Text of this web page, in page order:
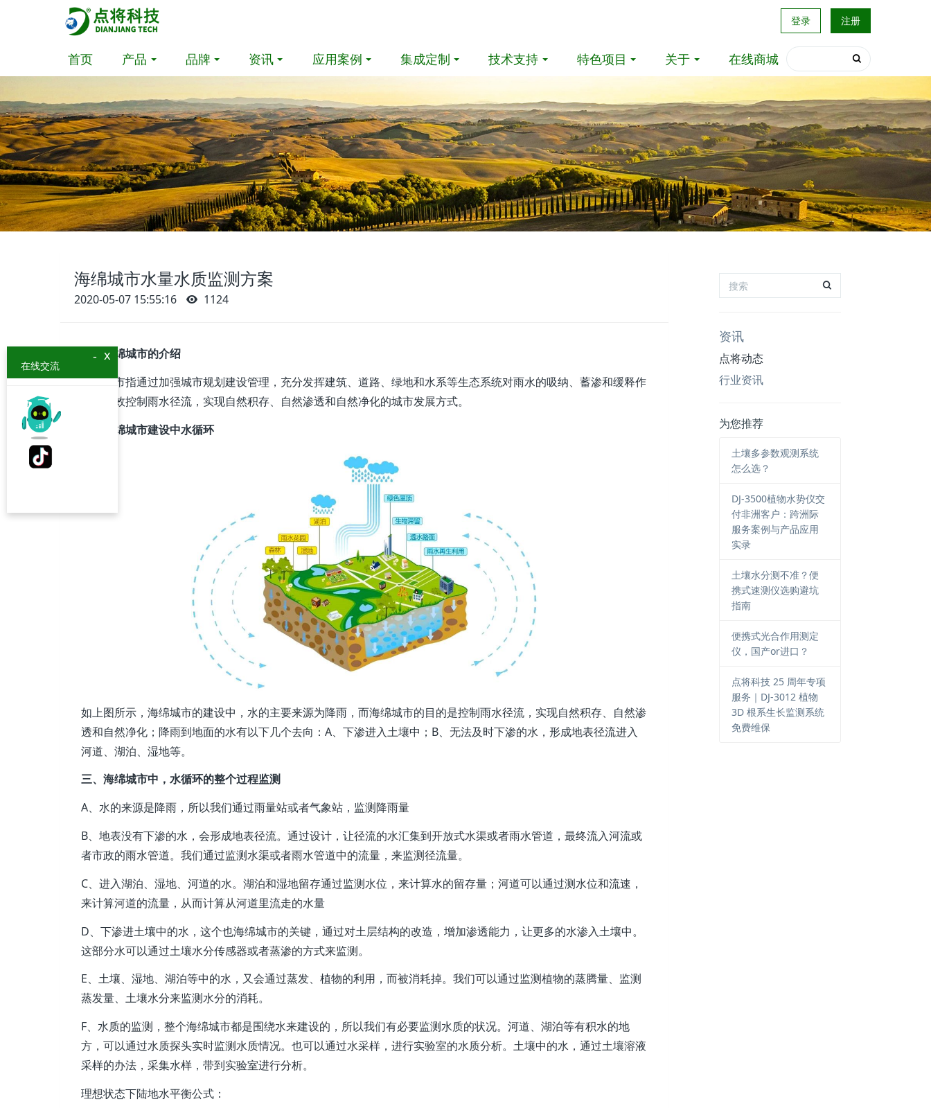
登录 注册
首页 产品 品牌 资讯 应用案例 集成定制 技术支持 特色项目 关于 在线商城
海绵城市水量水质监测方案
2020-05-07 15:55:16 1124
一、海绵城市的介绍
海绵城市指通过加强城市规划建设管理，充分发挥建筑、道路、绿地和水系等生态系统对雨水的吸纳、蓄渗和缓释作
用，有效控制雨水径流，实现自然积存、自然渗透和自然净化的城市发展方式。
二、海绵城市建设中水循环
如上图所示，海绵城市的建设中，水的主要来源为降雨，而海绵城市的目的是控制雨水径流，实现自然积存、自然渗
透和自然净化；降雨到地面的水有以下几个去向：A、下渗进入土壤中；B、无法及时下渗的水，形成地表径流进入
河道、湖泊、湿地等。
三、海绵城市中，水循环的整个过程监测
A、水的来源是降雨，所以我们通过雨量站或者气象站，监测降雨量
B、地表没有下渗的水，会形成地表径流。通过设计，让径流的水汇集到开放式水渠或者雨水管道，最终流入河流或
者市政的雨水管道。我们通过监测水渠或者雨水管道中的流量，来监测径流量。
C、进入湖泊、湿地、河道的水。湖泊和湿地留存通过监测水位，来计算水的留存量；河道可以通过测水位和流速，
来计算河道的流量，从而计算从河道里流走的水量
D、下渗进土壤中的水，这个也海绵城市的关键，通过对土层结构的改造，增加渗透能力，让更多的水渗入土壤中。
这部分水可以通过土壤水分传感器或者蒸渗的方式来监测。
E、土壤、湿地、湖泊等中的水，又会通过蒸发、植物的利用，而被消耗掉。我们可以通过监测植物的蒸腾量、监测
蒸发量、土壤水分来监测水分的消耗。
F、水质的监测，整个海绵城市都是围绕水来建设的，所以我们有必要监测水质的状况。河道、湖泊等有积水的地
方，可以通过水质探头实时监测水质情况。也可以通过水采样，进行实验室的水质分析。土壤中的水，通过土壤溶液
采样的办法，采集水样，带到实验室进行分析。
理想状态下陆地水平衡公式：
资讯
点将动态
行业资讯
为您推荐
土壤多参数观测系统
怎么选？
DJ-3500植物水势仪交
付非洲客户：跨洲际
服务案例与产品应用
实录
土壤水分测不准？便
携式速测仪选购避坑
指南
便携式光合作用测定
仪，国产or进口？
点将科技 25 周年专项
服务｜DJ-3012 植物
3D 根系生长监测系统
免费维保
x
-
在线交流